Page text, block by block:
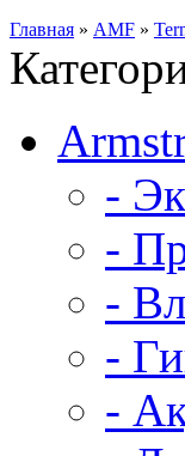
Главная » AMF »
-
-
-
-
-